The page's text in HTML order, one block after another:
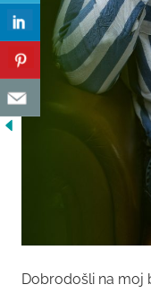
Dobrodošli na moj